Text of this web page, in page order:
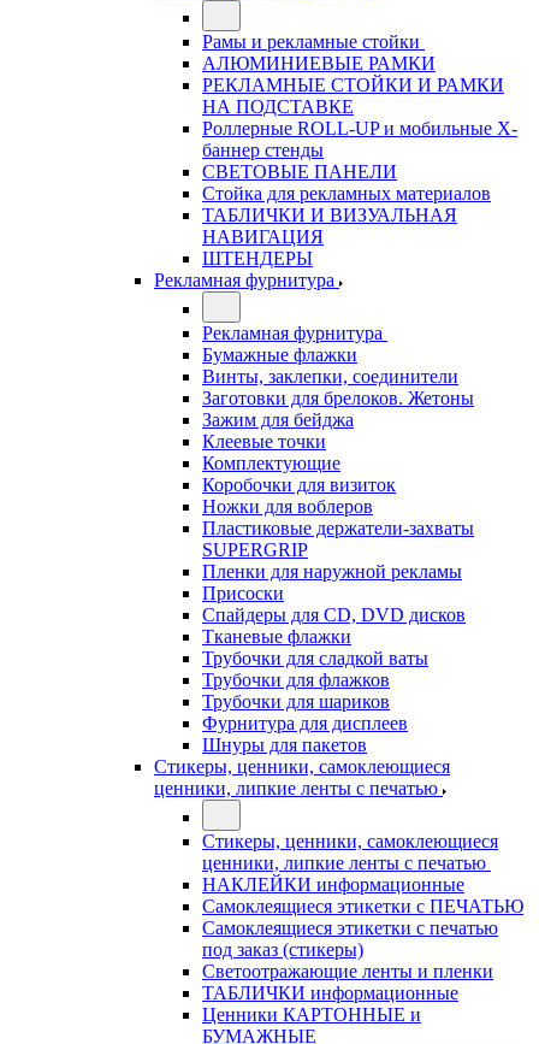
Рамы и рекламные стойки
АЛЮМИНИЕВЫЕ РАМКИ
РЕКЛАМНЫЕ СТОЙКИ И РАМКИ
НА ПОДСТАВКЕ
Роллерные ROLL-UP и мобильные X-
баннер стенды
СВЕТОВЫЕ ПАНЕЛИ
Стойка для рекламных материалов
ТАБЛИЧКИ И ВИЗУАЛЬНАЯ
НАВИГАЦИЯ
ШТЕНДЕРЫ
Рекламная фурнитура
Рекламная фурнитура
Бумажные флажки
Винты, заклепки, соединители
Заготовки для брелоков. Жетоны
Зажим для бейджа
Клеевые точки
Комплектующие
Коробочки для визиток
Ножки для воблеров
Пластиковые держатели-захваты
SUPERGRIP
Пленки для наружной рекламы
Присоски
Спайдеры для CD, DVD дисков
Тканевые флажки
Трубочки для сладкой ваты
Трубочки для флажков
Трубочки для шариков
Фурнитура для дисплеев
Шнуры для пакетов
Стикеры, ценники, самоклеющиеся
ценники, липкие ленты с печатью
Стикеры, ценники, самоклеющиеся
ценники, липкие ленты с печатью
НАКЛЕЙКИ информационные
Самоклеящиеся этикетки с ПЕЧАТЬЮ
Самоклеящиеся этикетки с печатью
под заказ (стикеры)
Светоотражающие ленты и пленки
ТАБЛИЧКИ информационные
Ценники КАРТОННЫЕ и
БУМАЖНЫЕ